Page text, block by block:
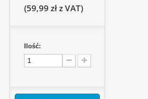
(59,99 zł z VAT)
Ilość: